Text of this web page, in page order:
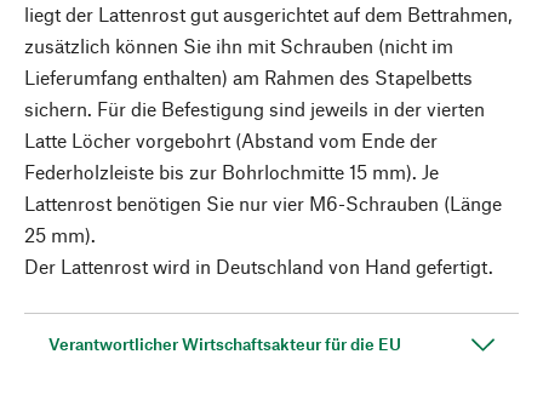
liegt der Lattenrost gut ausgerichtet auf dem Bettrahmen,
zusätzlich können Sie ihn mit Schrauben (nicht im
Lieferumfang enthalten) am Rahmen des Stapelbetts
sichern. Für die Befestigung sind jeweils in der vierten
Latte Löcher vorgebohrt (Abstand vom Ende der
Federholzleiste bis zur Bohrlochmitte 15 mm). Je
Lattenrost benötigen Sie nur vier M6-Schrauben (Länge
25 mm).
Der Lattenrost wird in Deutschland von Hand gefertigt.
Verantwortlicher Wirtschaftsakteur für die EU